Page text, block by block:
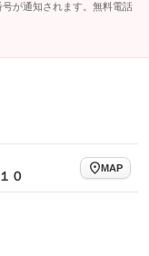
が通知されます。無料電話
０
MAP